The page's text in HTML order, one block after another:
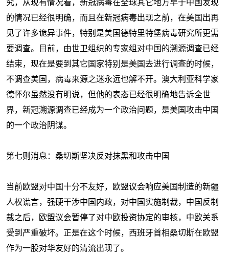
的情况已经很明确，而且在新冠病毒出现之前，在美国出再
见了许多诡异事件，特别是美国德特里特堡病毒研究所更需
要调查。目前，由世卫组织的专家组对中国的溯源调查已经
结束，现在是要到其它国家特别是美国去进行调查的时候，
不调查美国，病毒来源之迷永远也解不开。澳大利亚科学家
德怀尔虽然没有明说，但他的表态已经很明确地告诉全世
界，新冠溯源调查已经成为一个政治问题，是美国攻击中国
的一个政治阴谋。
第七则消息：桑切斯坚决反对抹黑和攻击中国
当前欧盟对中国十分不友好，欧盟议会响应美国制造的新疆
人权谎言，强硬干涉中国内政，对中国实施制裁，中国反制
裁之后，欧盟议会暂停了对中欧投资协定的审核，中欧关系
受到严重破坏。正是在这个时候，西班牙首相桑切斯在欧盟
作为一股对华友好的清流出现了。